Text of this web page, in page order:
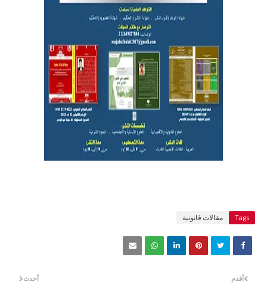
Tags مقالات قانونية
أحدث أقدم